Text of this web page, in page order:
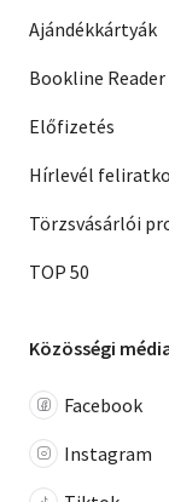
Ajándékkártyák
Bookline Reader
Előfizetés
Hírlevél
Törzsvásárlói
TOP 50
Közösségi
Facebook
Instagram